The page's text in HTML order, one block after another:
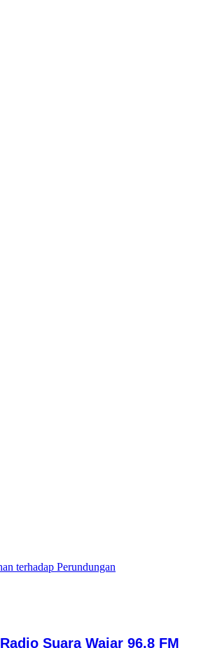
terhadap Perundungan
Suara Wajar 96,8 FM